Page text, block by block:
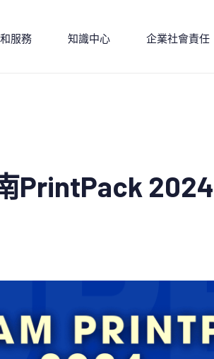
服務 知識中心 企業社會責任
PrintPack 2024